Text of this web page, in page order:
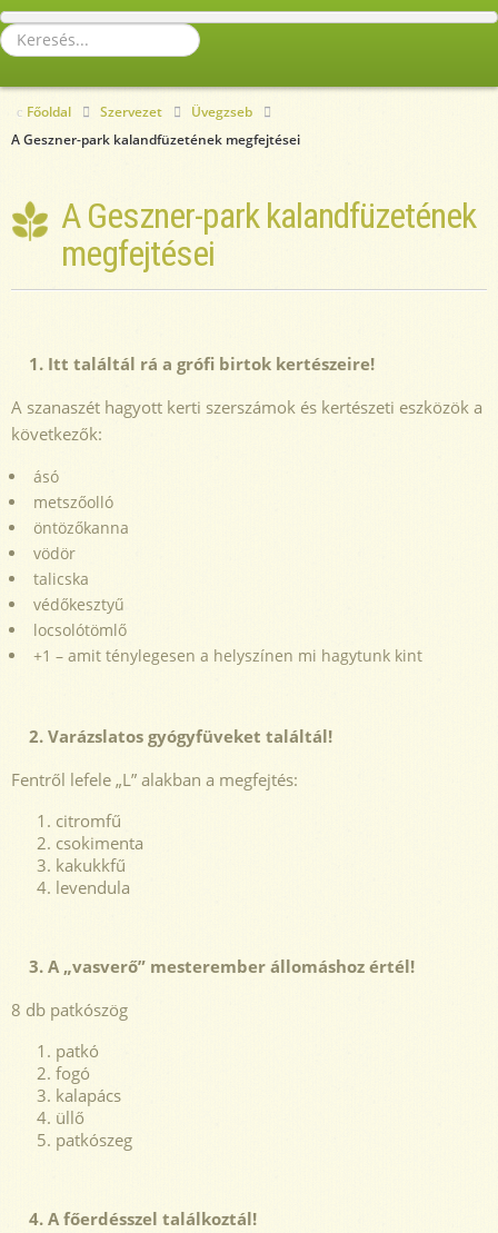
Keresés...
Főoldal Szervezet
Üvegzseb
A Geszner-park kalandfüzetének megfejtései
A Geszner-park kalandfüzetének
megfejtései
1. Itt találtál rá a grófi birtok kertészeire!
A szanaszét hagyott kerti szerszámok és kertészeti eszközök a
következők:
ásó
metszőolló
öntözőkanna
vödör
talicska
védőkesztyű
locsolótömlő
+1 – amit ténylegesen a helyszínen mi hagytunk kint
2. Varázslatos gyógyfüveket találtál!
Fentről lefele „L” alakban a megfejtés:
citromfű
csokimenta
kakukkfű
levendula
3. A „vasverő” mesterember állomáshoz értél!
8 db patkószög
patkó
fogó
kalapács
üllő
patkószeg
4. A főerdésszel találkoztál!